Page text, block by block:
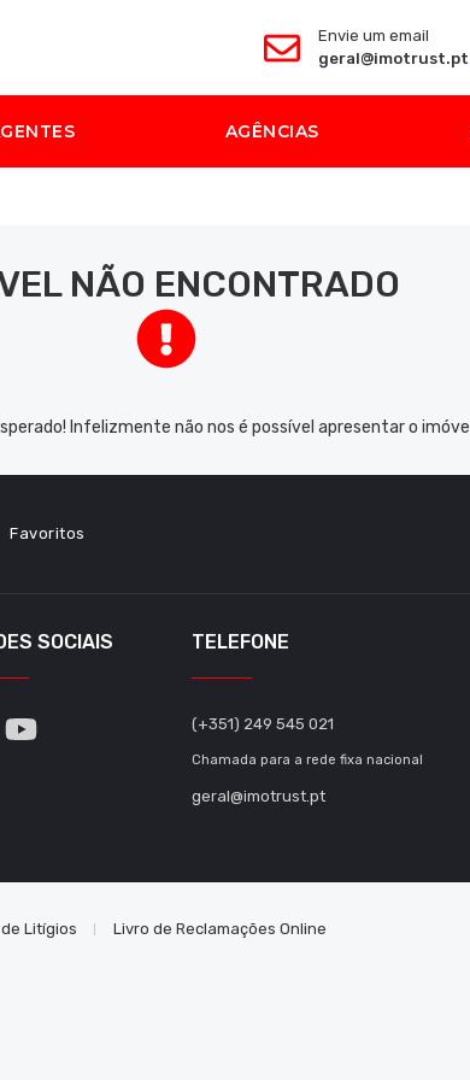
Envie um email
geral@imotrust.pt
AGÊNCIAS
NÃO ENCONTRADO
Infelizmente não nos é possível apresentar o imóvel
Favoritos
SOCIAIS TELEFONE
(+351) 249 545 021
Chamada para a rede fixa nacional
geral@imotrust.pt
Litígios Livro de Reclamações Online